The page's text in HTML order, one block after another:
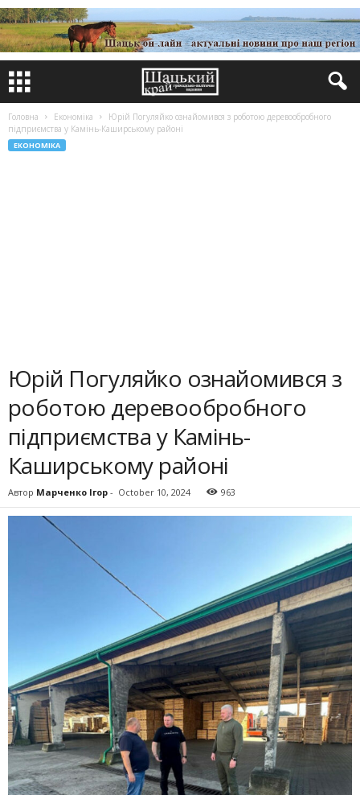
Головна Економіка
Юрій Погуляйко ознайомився з роботою деревообробного
підприємства у Камінь-Каширському районі
ЕКОНОМІКА
Юрій Погуляйко ознайомився з
роботою деревообробного
підприємства у Камінь-
Каширському районі
Автор Марченко Ігор - October 10, 2024 963